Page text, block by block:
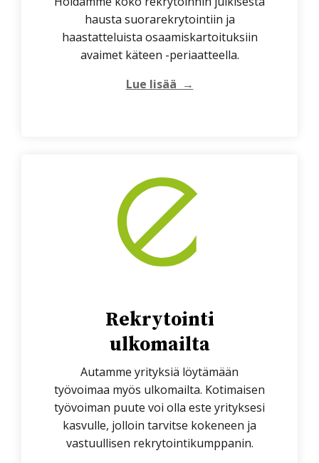
hausta suorarekrytointiin ja
haastatteluista osaamiskartoituksiin
avaimet käteen -periaatteella.
Lue lisää →
Rekrytointi
ulkomailta
Autamme yrityksiä löytämään
työvoimaa myös ulkomailta. Kotimaisen
työvoiman puute voi olla este yrityksesi
kasvulle, jolloin tarvitse kokeneen ja
vastuullisen rekrytointikumppanin.